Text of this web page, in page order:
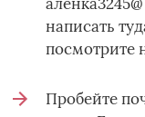
написать
посмотрите
Пробейте